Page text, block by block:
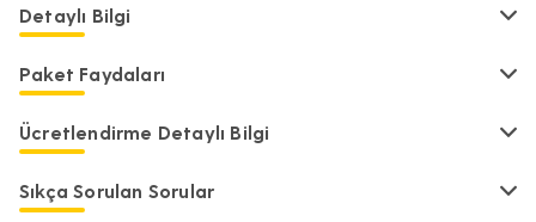
Detaylı Bilgi
Paket Faydaları
Ücretlendirme Detaylı Bilgi
Sıkça Sorulan Sorular